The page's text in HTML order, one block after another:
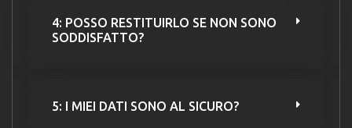
4: POSSO RESTITUIRLO SE NON SONO
SODDISFATTO?
5: I MIEI DATI SONO AL SICURO?